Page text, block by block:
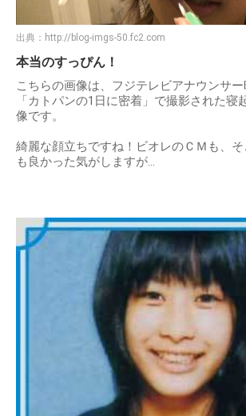
出典： http://blog-imgs-50.fc2.com
本当のすっぴん！
こちらの画像は、フジテレビアナウンサ
「カトパンの1日に密着」で撮影された寝
像です。
綺麗な顔立ちですね！ビオレのＣＭも、
も良かった気がしますが...